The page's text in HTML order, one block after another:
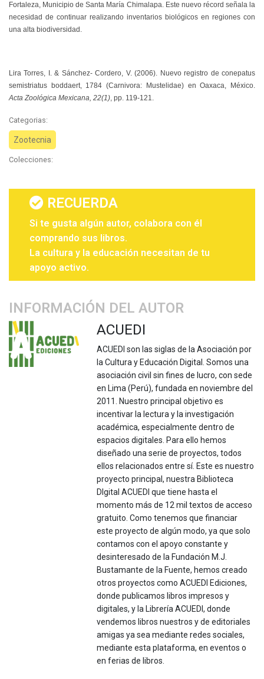
Fortaleza, Municipio de Santa María Chimalapa. Este nuevo récord señala la
necesidad de continuar realizando inventarios biológicos en regiones con
una alta biodiversidad.
Lira Torres, I. & Sánchez- Cordero, V.(2006). Nuevo registro de conepatus
semistriatus boddaert, 1784 (Carnivora: Mustelidae) en Oaxaca, México.
Acta Zoológica Mexicana, 22(1), pp. 119-121.
Categorias:
Zootecnia
Colecciones:
RECUERDA
Si te gusta algún autor, colabora con él
comprando sus libros.
La cultura y la educación necesitan de tu
apoyo activo.
INFORMACIÓN DEL AUTOR
ACUEDI
ACUEDI son las siglas de la Asociación por
la Cultura y Educación Digital. Somos una
asociación civil sin fines de lucro, con sede
en Lima (Perú), fundada en noviembre del
2011. Nuestro principal objetivo es
incentivar la lectura y la investigación
académica, especialmente dentro de
espacios digitales. Para ello hemos
diseñado una serie de proyectos, todos
ellos relacionados entre sí. Este es nuestro
proyecto principal, nuestra Biblioteca
DIgital ACUEDI que tiene hasta el
momento más de 12 mil textos de acceso
gratuito. Como tenemos que financiar
este proyecto de algún modo, ya que solo
contamos con el apoyo constante y
desinteresado de la Fundación M.J.
Bustamante de la Fuente, hemos creado
otros proyectos como ACUEDI Ediciones,
donde publicamos libros impresos y
digitales, y la Librería ACUEDI, donde
vendemos libros nuestros y de editoriales
amigas ya sea mediante redes sociales,
mediante esta plataforma, en eventos o
en ferias de libros.